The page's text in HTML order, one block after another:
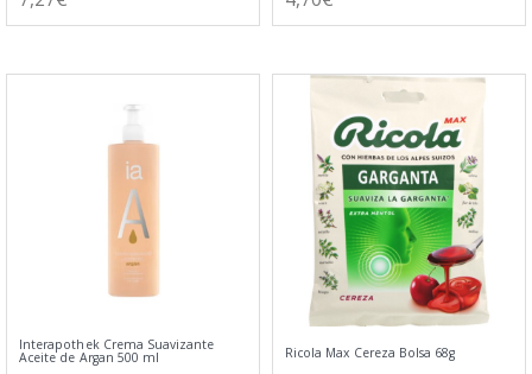
Interapothek Crema Suavizante
Aceite de Argan 500 ml Ricola Max Cereza Bolsa 68g